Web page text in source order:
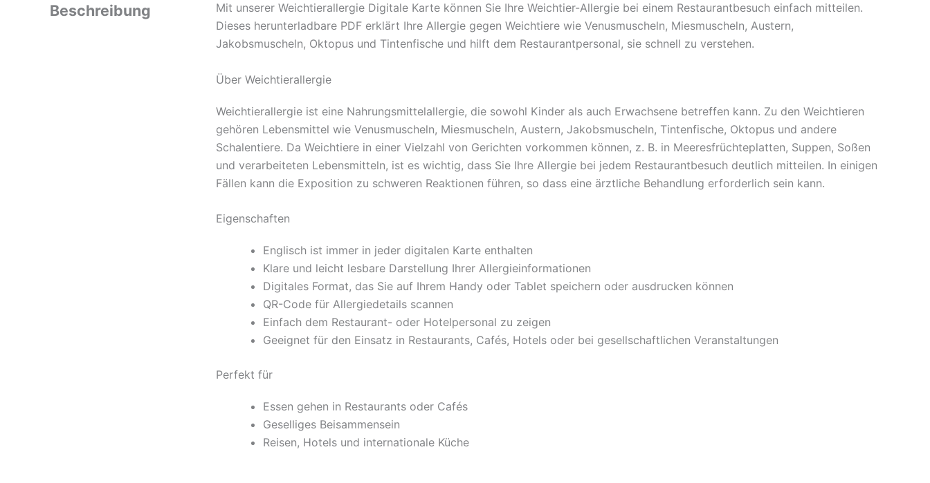
Beschreibung
Mit unserer Weichtierallergie Digitale Karte können Sie Ihre Weichtier-Allergie bei einem Restaurantbesuch einfach mitteilen.
Dieses herunterladbare PDF erklärt Ihre Allergie gegen Weichtiere wie Venusmuscheln, Miesmuscheln, Austern,
Jakobsmuscheln, Oktopus und Tintenfische und hilft dem Restaurantpersonal, sie schnell zu verstehen.
Über Weichtierallergie
Weichtierallergie ist eine Nahrungsmittelallergie, die sowohl Kinder als auch Erwachsene betreffen kann. Zu den Weichtieren
gehören Lebensmittel wie Venusmuscheln, Miesmuscheln, Austern, Jakobsmuscheln, Tintenfische, Oktopus und andere
Schalentiere. Da Weichtiere in einer Vielzahl von Gerichten vorkommen können, z. B. in Meeresfrüchteplatten, Suppen, Soßen
und verarbeiteten Lebensmitteln, ist es wichtig, dass Sie Ihre Allergie bei jedem Restaurantbesuch deutlich mitteilen. In einigen
Fällen kann die Exposition zu schweren Reaktionen führen, so dass eine ärztliche Behandlung erforderlich sein kann.
Eigenschaften
Englisch ist immer in jeder digitalen Karte enthalten
Klare und leicht lesbare Darstellung Ihrer Allergieinformationen
Digitales Format, das Sie auf Ihrem Handy oder Tablet speichern oder ausdrucken können
QR-Code für Allergiedetails scannen
Einfach dem Restaurant- oder Hotelpersonal zu zeigen
Geeignet für den Einsatz in Restaurants, Cafés, Hotels oder bei gesellschaftlichen Veranstaltungen
Perfekt für
Essen gehen in Restaurants oder Cafés
Geselliges Beisammensein
Reisen, Hotels und internationale Küche